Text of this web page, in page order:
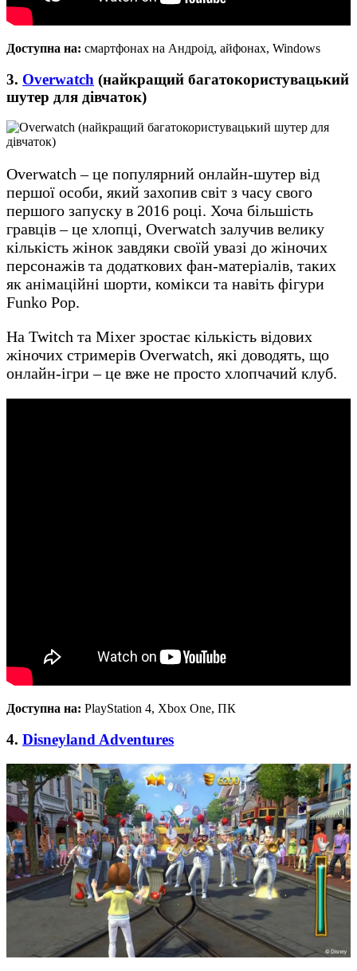
Доступна на: смартфонах на Андроід, айфонах, Windows
3. Overwatch (найкращий багатокористувацький
шутер для дівчаток)
Overwatch – це популярний онлайн-шутер від
першої особи, який захопив світ з часу свого
першого запуску в 2016 році. Хоча більшість
гравців – це хлопці, Overwatch залучив велику
кількість жінок завдяки своїй увазі до жіночих
персонажів та додаткових фан-матеріалів, таких
як анімаційні шорти, комікси та навіть фігури
Funko Pop.
На Twitch та Mixer зростає кількість відових
жіночих стримерів Overwatch, які доводять, що
онлайн-ігри – це вже не просто хлопчачий клуб.
Доступна на: PlayStation 4, Xbox One, ПК
4. Disneyland Adventures